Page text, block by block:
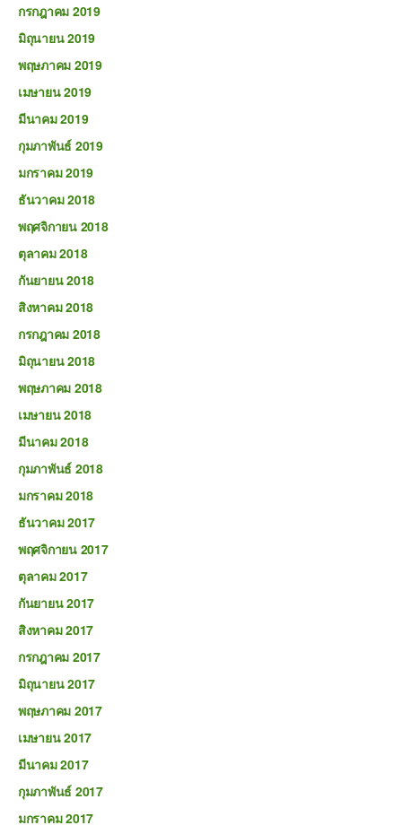
กรกฎาคม 2019
มิถุนายน 2019
พฤษภาคม 2019
เมษายน 2019
มีนาคม 2019
กุมภาพันธ์ 2019
มกราคม 2019
ธันวาคม 2018
พฤศจิกายน 2018
ตุลาคม 2018
กันยายน 2018
สิงหาคม 2018
กรกฎาคม 2018
มิถุนายน 2018
พฤษภาคม 2018
เมษายน 2018
มีนาคม 2018
กุมภาพันธ์ 2018
มกราคม 2018
ธันวาคม 2017
พฤศจิกายน 2017
ตุลาคม 2017
กันยายน 2017
สิงหาคม 2017
กรกฎาคม 2017
มิถุนายน 2017
พฤษภาคม 2017
เมษายน 2017
มีนาคม 2017
กุมภาพันธ์ 2017
มกราคม 2017